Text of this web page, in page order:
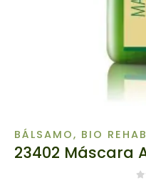
BÁLSAMO, BIO REHAB